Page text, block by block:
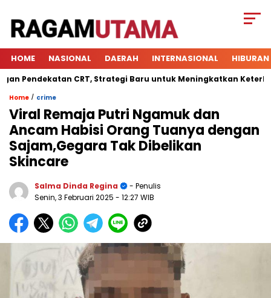
HOME NASIONAL DAERAH INTERNASIONAL HIBURAN
Pendekatan CRT, Strategi Baru untuk Meningkatkan
Home / crime
Viral Remaja Putri Ngamuk dan
Ancam Habisi Orang Tuanya dengan
Sajam,Gegara Tak Dibelikan
Skincare
Salma Dinda Regina
- Penulis
Senin, 3 Februari 2025 - 12:27 WIB